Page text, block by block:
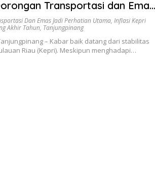
Transportasi dan Emas
Utama
Dan Emas Jadi Perhatian Utama, Inflasi Kepri
Akhir Tahun, Tanjungpinang
– Kabar baik datang dari stabilitas
Riau (Kepri). Meskipun menghadapi…